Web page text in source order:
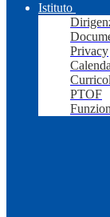
Istituto
Privacy
PTOF